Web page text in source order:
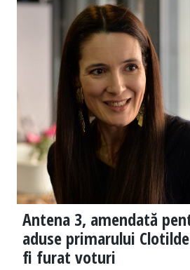
Antena 3, amendată
aduse primarului
fi furat voturi